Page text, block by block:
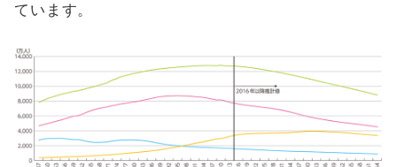
ています。